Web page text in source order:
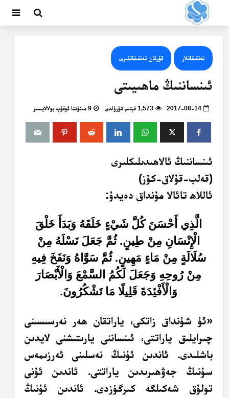
تەتقىقاتلار قۇرئان تەتقىقاتلىرى
ئىنساننىڭ ماھىيىتى
2017-08-14 1,573 قېتىم كۆرۈلدى 9 مىنۇتتا ئوقۇپ بولالايسىز
ئىنساننىڭ ئالاھىدىلىكلىرى
(قەلب-قۇلاق-كۆز)
ئاللاھ تائالا مۇنداق دەيدۇ:
الَّذِي أَحْسَنَ كُلَّ شَيْءٍ خَلَقَهُ وَبَدَأَ خَلْقَ
الْإِنْسَانِ مِنْ طِينٍ. ثُمَّ جَعَلَ نَسْلَهُ مِنْ
سُلَالَةٍ مِنْ مَاءٍ مَهِينٍ. ثُمَّ سَوَّاهُ وَنَفَخَ فِيهِ
مِنْ رُوحِهِ وَجَعَلَ لَكُمُ السَّمْعَ وَالْأَبْصَارَ
وَالْأَفْئِدَةَ قَلِيلًا مَا تَشْكُرُونَ.
«ئۇ شۇنداق زاتكى، ياراتقان ھەر نەرسىسىنى
چىرايلىق ياراتتى، ئىنساننى يارىتىشنى لايدىن
باشلىدى. ئاندىن ئۇنىڭ نەسلىنى ئەرزىمەس
سۇنىڭ جەۋھىرىدىن ياراتتى. ئاندىن ئۇنى
تولۇق شەكىلگە كىرگۈزدى. ئاندىن ئۇنىڭ